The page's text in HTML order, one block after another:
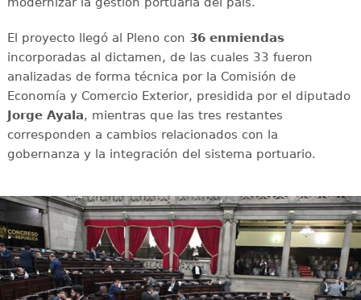
El proyecto llegó al Pleno con 36 enmiendas
incorporadas al dictamen, de las cuales 33 fueron
analizadas de forma técnica por la Comisión de
Economía y Comercio Exterior, presidida por el diputado
Jorge Ayala, mientras que las tres restantes
corresponden a cambios relacionados con la
gobernanza y la integración del sistema portuario.